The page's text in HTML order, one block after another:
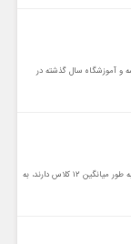
مدرسه و آموزشگاه سال گذشته در
تهران رسانه | در سال جدید تحصیلی، ۷۳ مدرسه جدید که به طور میانگین ۱۲ کلاس دارند، به